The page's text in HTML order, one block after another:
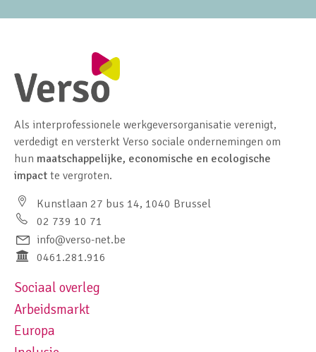
Als interprofessionele werkgeversorganisatie verenigt,
verdedigt en versterkt Verso sociale ondernemingen om
hun maatschappelijke, economische en ecologische
impact te vergroten.
Kunstlaan 27 bus 14, 1040 Brussel
02 739 10 71
info@verso-net.be
0461.281.916
Footer navigation left
Sociaal overleg
Arbeidsmarkt
Europa